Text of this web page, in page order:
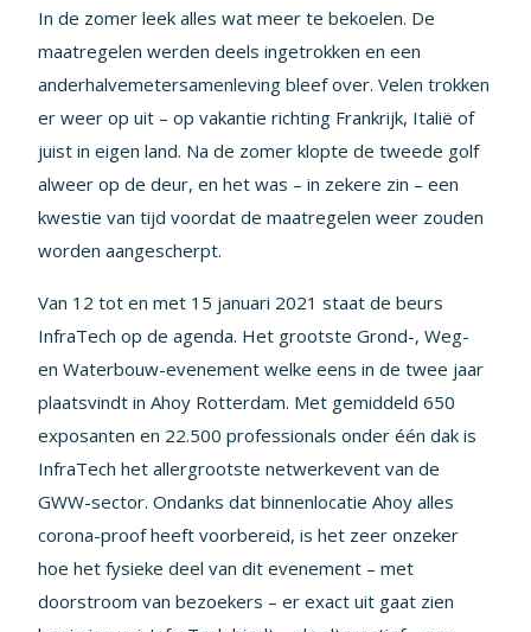
In de zomer leek alles wat meer te bekoelen. De
maatregelen werden deels ingetrokken en een
anderhalvemetersamenleving bleef over. Velen trokken
er weer op uit – op vakantie richting Frankrijk, Italië of
juist in eigen land. Na de zomer klopte de tweede golf
alweer op de deur, en het was – in zekere zin – een
kwestie van tijd voordat de maatregelen weer zouden
worden aangescherpt.
Van 12 tot en met 15 januari 2021 staat de beurs
InfraTech op de agenda. Het grootste Grond-, Weg-
en Waterbouw-evenement welke eens in de twee jaar
plaatsvindt in Ahoy Rotterdam. Met gemiddeld 650
exposanten en 22.500 professionals onder één dak is
InfraTech het allergrootste netwerkevent van de
GWW-sector. Ondanks dat binnenlocatie Ahoy alles
corona-proof heeft voorbereid, is het zeer onzeker
hoe het fysieke deel van dit evenement – met
doorstroom van bezoekers – er exact uit gaat zien